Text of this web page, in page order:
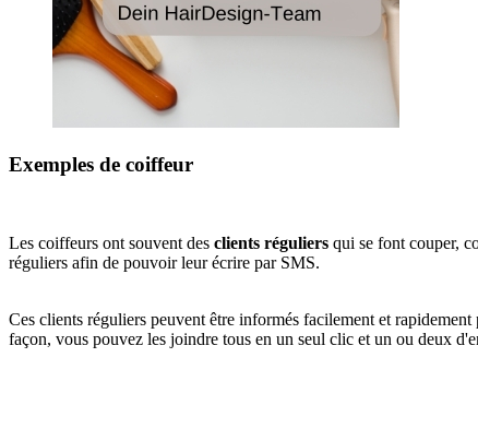
Exemples de coiffeur
Les coiffeurs ont souvent des clients réguliers qui se font couper,
réguliers afin de pouvoir leur écrire par SMS.
Ces clients réguliers peuvent être informés facilement et rapidement
façon, vous pouvez les joindre tous en un seul clic et un ou deux